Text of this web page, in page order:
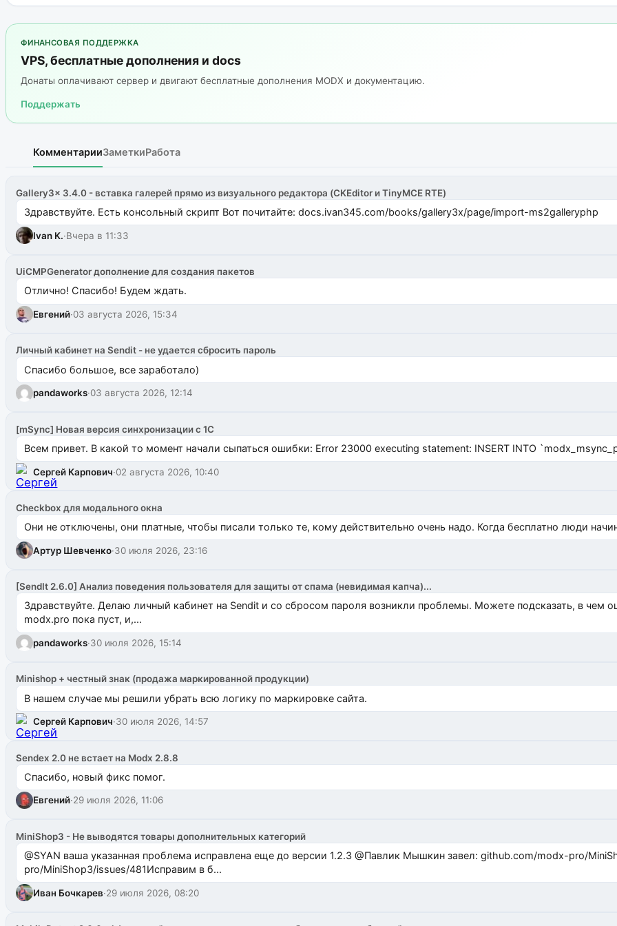
ФИНАНСОВАЯ ПОДДЕРЖКА
VPS, бесплатные дополнения и docs
Донаты оплачивают сервер и двигают бесплатные дополнения MODX и документацию.
Поддержать
КомментарииЗаметкиРабота
Gallery3x 3.4.0 - вставка галерей прямо из визуального редактора (CKEditor и TinyMCE RTE)
Здравствуйте. Есть консольный скрипт Вот почитайте: docs.ivan345.com/books/gallery3x/page/import-ms2galleryphp
Ivan K.·Вчера в 11:33
UiCMPGenerator дополнение для создания пакетов
Отлично! Спасибо! Будем ждать.
Евгений·03 августа 2026, 15:34
Личный кабинет на Sendit - не удается сбросить пароль
Спасибо большое, все заработало)
pandaworks·03 августа 2026, 12:14
[mSync] Новая версия синхронизации с 1С
Всем привет. В какой то момент начали сыпаться ошибки: Error 23000 executing statement: INSERT INTO
Сергей Карпович·02 августа 2026, 10:40
Checkbox для модального окна
Они не отключены, они платные, чтобы писали только те, кому действительно очень надо. Когда бесплатно люди
Артур Шевченко·30 июля 2026, 23:16
[SendIt 2.6.0] Анализ поведения пользователя для защиты от спама (невидимая капча)...
Здравствуйте. Делаю личный кабинет на Sendit и со сбросом пароля возникли проблемы. Можете подсказать, в чем
modx.pro пока пуст, и,...
pandaworks·30 июля 2026, 15:14
Minishop + честный знак (продажа маркированной продукции)
В нашем случае мы решили убрать всю логику по маркировке сайта.
Сергей Карпович·30 июля 2026, 14:57
Sendex 2.0 не встает на Modx 2.8.8
Спасибо, новый фикс помог.
Евгений·29 июля 2026, 11:06
MiniShop3 - Не выводятся товары дополнительных категорий
@SYAN ваша указанная проблема исправлена еще до версии 1.2.3 @Павлик Мышкин завел: github.com/modx-pro/MiniShop3/issues/480 github.com/modx-
pro/MiniShop3/issues/481Исправим в б...
Иван Бочкарев·29 июля 2026, 08:20